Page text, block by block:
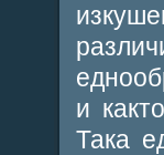
и
Така